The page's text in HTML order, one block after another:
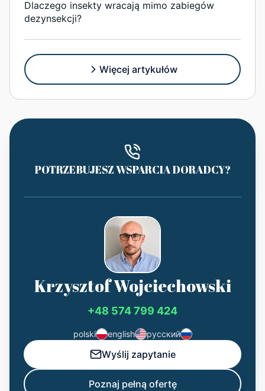
Dlaczego insekty wracają mimo zabiegów
dezynsekcji?
Więcej artykułów
POTRZEBUJESZ WSPARCIA DORADCY?
Krzysztof Wojciechowski
+48 574 799 424
polski english русский
Wyślij zapytanie
Poznaj pełną ofertę